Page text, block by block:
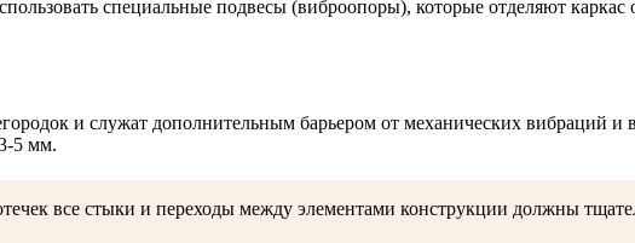
специальные подвесы (виброопоры), которые отделяют
и служат дополнительным барьером от механических
5 мм.
все стыки и переходы между элементами конструкции должны